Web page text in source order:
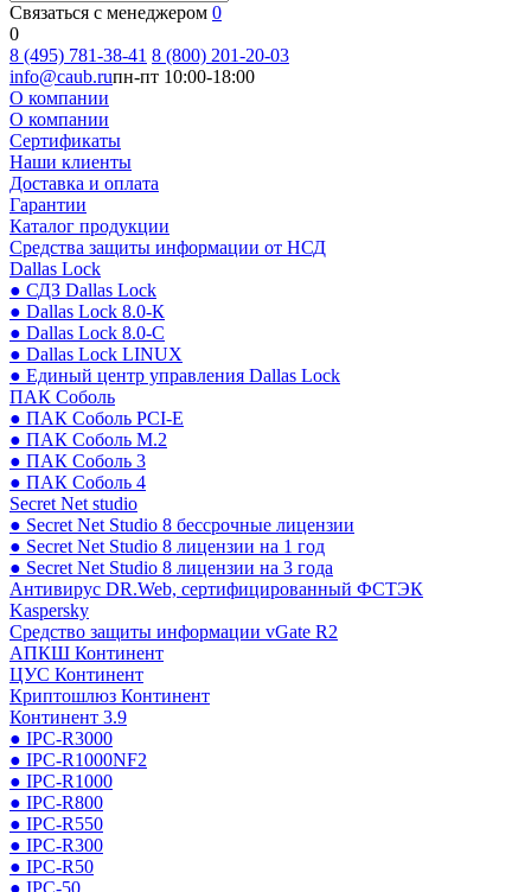
Связаться с менеджером 0
0
8 (495) 781-38-41 8 (800) 201-20-03
info@caub.ruпн-пт 10:00-18:00
О компании
О компании
Сертификаты
Наши клиенты
Доставка и оплата
Гарантии
Каталог продукции
Средства защиты информации от НСД
Dallas Lock
● СДЗ Dallas Lock
● Dallas Lock 8.0-К
● Dallas Lock 8.0-С
● Dallas Lock LINUX
● Единый центр управления Dallas Lock
ПАК Соболь
● ПАК Соболь PCI-E
● ПАК Соболь М.2
● ПАК Соболь 3
● ПАК Соболь 4
Secret Net studio
● Secret Net Studio 8 бессрочные лицензии
● Secret Net Studio 8 лицензии на 1 год
● Secret Net Studio 8 лицензии на 3 года
Антивирус DR.Web, сертифицированный ФСТЭК
Kaspersky
Средство защиты информации vGate R2
АПКШ Континент
ЦУС Континент
Криптошлюз Континент
Континент 3.9
● IPC-R3000
● IPC-R1000NF2
● IPC-R1000
● IPC-R800
● IPC-R550
● IPC-R300
● IPC-R50
● IPC-50